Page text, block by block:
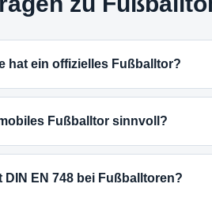
hat ein offizielles Fußballtor?
Fußballtor sinnvoll?
DIN EN 748 bei Fußballtoren?